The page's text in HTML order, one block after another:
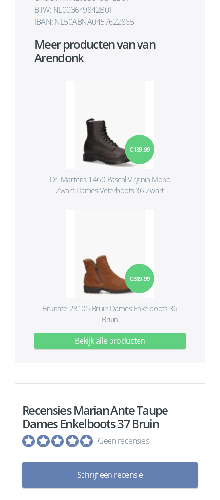
BTW: NL003649842B01
IBAN: NL50ABNA0457622865
Meer producten van van
Arendonk
€ 189,99
Dr. Martens 1460 Pascal Virginia Mono
Zwart Dames Veterboots 36 Zwart
€ 339,99
Brunate 28105 Bruin Dames Enkelboots 36
Bruin
Bekijk alle producten
Recensies Marian Ante Taupe
Dames Enkelboots 37 Bruin
Geen recensies
Schrijf een recensie